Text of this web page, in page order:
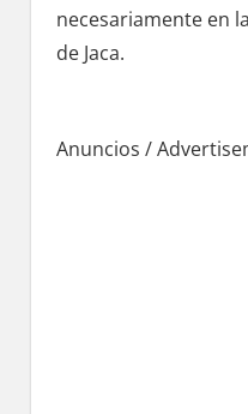
necesariamente en
dе Jaca.
Anuncios /